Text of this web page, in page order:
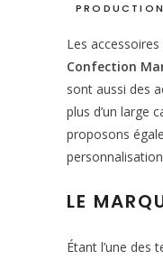
Les
Confection
sont aussi des
plus d’un large
proposons
LE
Étant l’une des